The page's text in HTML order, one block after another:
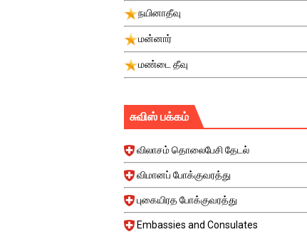
நயினாதீவு
மன்னார்
மண்டை தீவு
சுவிஸ் பக்கம்
விலாசம் தொலைபேசி தேடல்
விமானப் போக்குவரத்து
புகையிரத போக்குவரத்து
Embassies and Consulates